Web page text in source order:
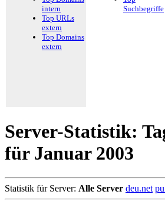
intern
Top URLs
extern
Top Domains
extern
Suchbegriffe
Server-Statistik:
für Januar 2003
Statistik für Server: Alle Server deu.net